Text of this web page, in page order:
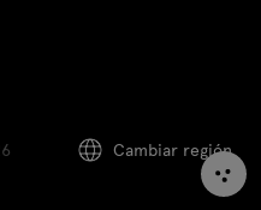
Cambiar región